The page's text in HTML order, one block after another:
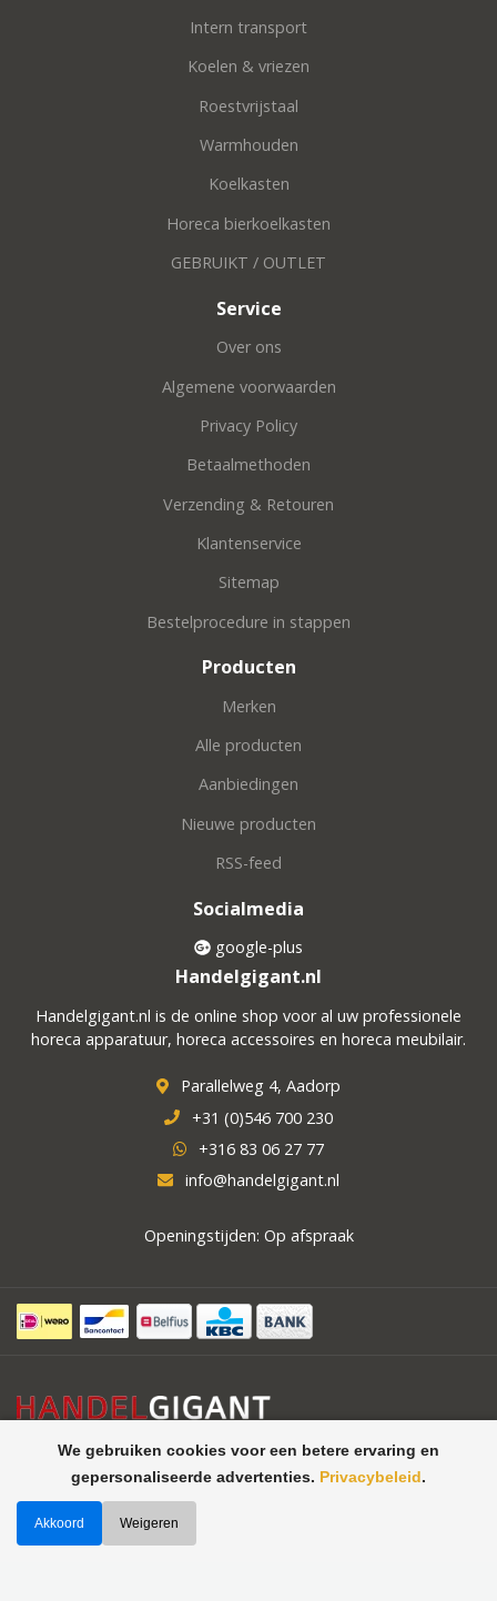
We gebruiken cookies voor een betere ervaring en
gepersonaliseerde advertenties. Privacybeleid.
Akkoord Weigeren
Intern transport
Koelen & vriezen
Roestvrijstaal
Warmhouden
Koelkasten
Horeca bierkoelkasten
GEBRUIKT / OUTLET
Service
Over ons
Algemene voorwaarden
Privacy Policy
Betaalmethoden
Verzending & Retouren
Klantenservice
Sitemap
Bestelprocedure in stappen
Producten
Merken
Alle producten
Aanbiedingen
Nieuwe producten
RSS-feed
Socialmedia
google-plus
Handelgigant.nl
Handelgigant.nl is de online shop voor al uw professionele
horeca apparatuur, horeca accessoires en horeca meubilair.
Parallelweg 4, Aadorp
+31 (0)546 700 230
+316 83 06 27 77
info@handelgigant.nl
Openingstijden: Op afspraak